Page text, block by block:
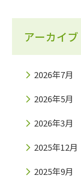
アーカイブ
2026年7月
2026年5月
2026年3月
2025年12月
2025年9月